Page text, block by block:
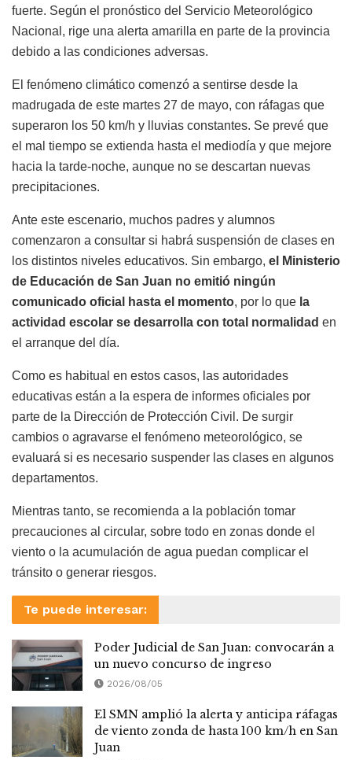
fuerte. Según el pronóstico del Servicio Meteorológico
Nacional, rige una alerta amarilla en parte de la provincia
debido a las condiciones adversas.
El fenómeno climático comenzó a sentirse desde la
madrugada de este martes 27 de mayo, con ráfagas que
superaron los 50 km/h y lluvias constantes. Se prevé que
el mal tiempo se extienda hasta el mediodía y que mejore
hacia la tarde-noche, aunque no se descartan nuevas
precipitaciones.
Ante este escenario, muchos padres y alumnos
comenzaron a consultar si habrá suspensión de clases en
los distintos niveles educativos. Sin embargo, el Ministerio
de Educación de San Juan no emitió ningún
comunicado oficial hasta el momento, por lo que la
actividad escolar se desarrolla con total normalidad en
el arranque del día.
Como es habitual en estos casos, las autoridades
educativas están a la espera de informes oficiales por
parte de la Dirección de Protección Civil. De surgir
cambios o agravarse el fenómeno meteorológico, se
evaluará si es necesario suspender las clases en algunos
departamentos.
Mientras tanto, se recomienda a la población tomar
precauciones al circular, sobre todo en zonas donde el
viento o la acumulación de agua puedan complicar el
tránsito o generar riesgos.
Te puede interesar:
Poder Judicial de San Juan: convocarán a
un nuevo concurso de ingreso
2026/08/05
El SMN amplió la alerta y anticipa ráfagas
de viento zonda de hasta 100 km/h en San
Juan